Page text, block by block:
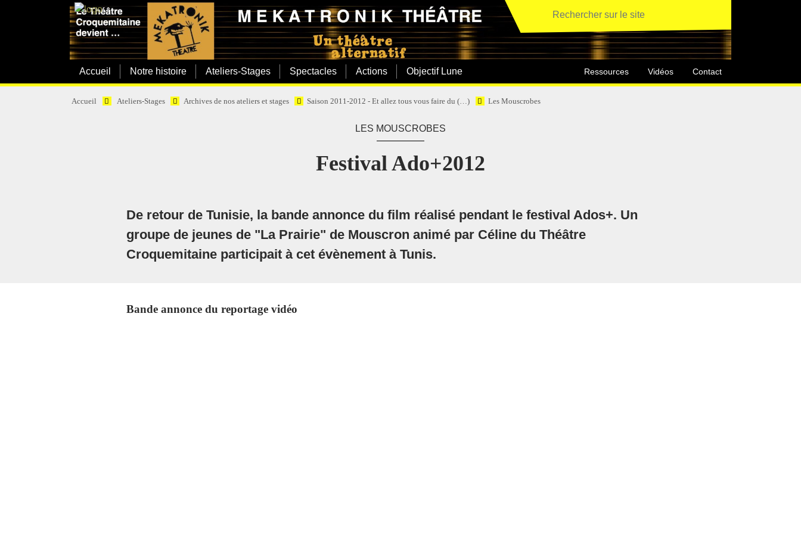
Accueil Notre histoire Ateliers-Stages Spectacles Actions Objectif Lune Ressources Vidéos Contact
Accueil Ateliers-Stages Archives de nos ateliers et stages Saison 2011-2012 - Et allez tous vous faire du (…) Les Mouscrobes
LES MOUSCROBES
Festival Ado+2012
De retour de Tunisie, la bande annonce du film réalisé pendant le festival Ados+. Un
groupe de jeunes de "La Prairie" de Mouscron animé par Céline du Théâtre
Croquemitaine participait à cet évènement à Tunis.
Bande annonce du reportage vidéo